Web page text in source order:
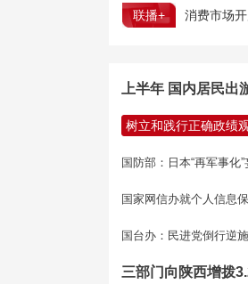
联播+ 消费市场
上半年 国内居民出
树立和践行正确政绩
国防部：日本“再军事化
国家网信办就个人信息
国台办：民进党倒行逆
三部门向陕西增拨